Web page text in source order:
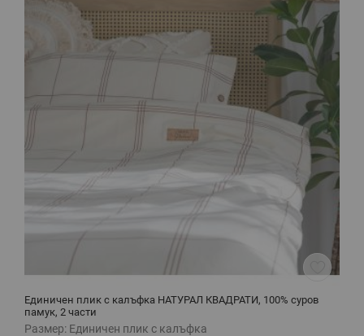
Единичен плик с калъфка НАТУРАЛ КВАДРАТИ, 100% суров
памук, 2 части
Размер: Единичен плик с калъфка